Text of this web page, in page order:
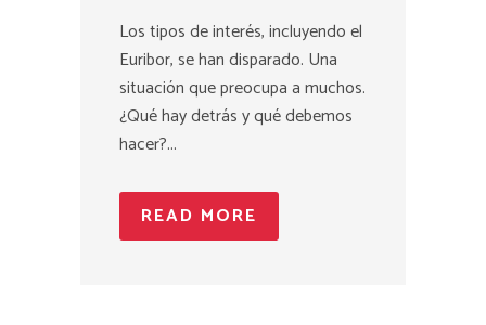
Los tipos de interés, incluyendo el
Euribor, se han disparado. Una
situación que preocupa a muchos.
¿Qué hay detrás y qué debemos
hacer?...
READ MORE